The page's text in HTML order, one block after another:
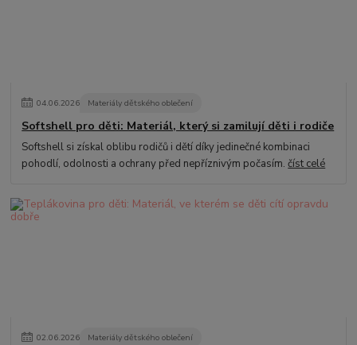
04.06.2026 Materiály dětského oblečení
Softshell pro děti: Materiál, který si zamilují děti i rodiče
Softshell si získal oblibu rodičů i dětí díky jedinečné kombinaci
pohodlí, odolnosti a ochrany před nepříznivým počasím.číst celé
02.06.2026 Materiály dětského oblečení